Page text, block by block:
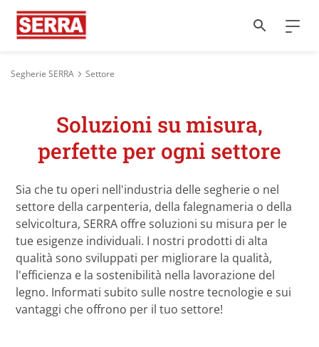
Segherie SERRA Settore
Soluzioni su misura,
perfette per ogni settore
Sia che tu operi nell'industria delle segherie o nel
settore della carpenteria, della falegnameria o della
selvicoltura, SERRA offre soluzioni su misura per le
tue esigenze individuali. I nostri prodotti di alta
qualità sono sviluppati per migliorare la qualità,
l'efficienza e la sostenibilità nella lavorazione del
legno. Informati subito sulle nostre tecnologie e sui
vantaggi che offrono per il tuo settore!